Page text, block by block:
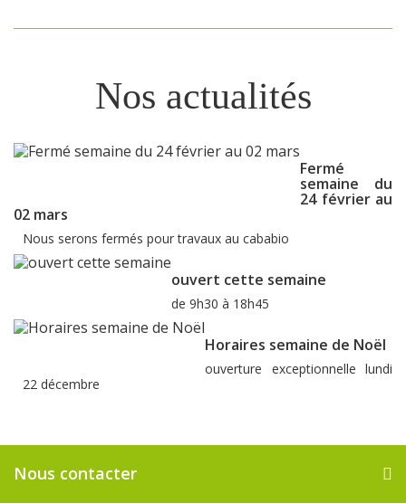
Nos actualités
Fermé
semaine du
24 février au
02 mars
Nous serons fermés pour travaux au cababio
ouvert cette semaine
de 9h30 à 18h45
Horaires semaine de Noël
ouverture exceptionnelle lundi
22 décembre
Nous contacter